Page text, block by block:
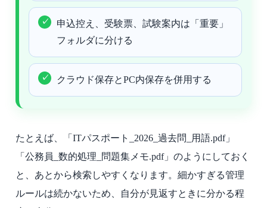
申込控え、受験票、試験案内は「重要」
フォルダに分ける
クラウド保存とPC内保存を併用する
たとえば、「ITパスポート_2026_過去問_用語.pdf」
「公務員_数的処理_問題集メモ.pdf」のようにしておく
と、あとから検索しやすくなります。細かすぎる管理
ルールは続かないため、自分が見返すときに分かる程